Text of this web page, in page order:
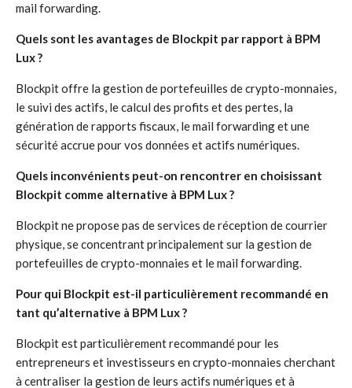
mail forwarding.
Quels sont les avantages de Blockpit par rapport à BPM
Lux ?
Blockpit offre la gestion de portefeuilles de crypto-monnaies,
le suivi des actifs, le calcul des profits et des pertes, la
génération de rapports fiscaux, le mail forwarding et une
sécurité accrue pour vos données et actifs numériques.
Quels inconvénients peut-on rencontrer en choisissant
Blockpit comme alternative à BPM Lux ?
Blockpit ne propose pas de services de réception de courrier
physique, se concentrant principalement sur la gestion de
portefeuilles de crypto-monnaies et le mail forwarding.
Pour qui Blockpit est-il particulièrement recommandé en
tant qu’alternative à BPM Lux ?
Blockpit est particulièrement recommandé pour les
entrepreneurs et investisseurs en crypto-monnaies cherchant
à centraliser la gestion de leurs actifs numériques et à